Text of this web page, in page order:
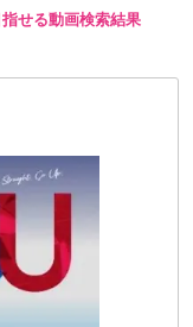
せる動画検索結果